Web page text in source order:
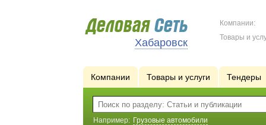
Хабаровск
Компании:
Товары и
Компании Товары и услуги Тендеры
Например: Грузовые автомобили